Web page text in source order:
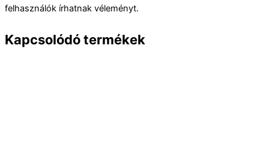
felhasználók írhatnak véleményt.
Kapcsolódó termékek